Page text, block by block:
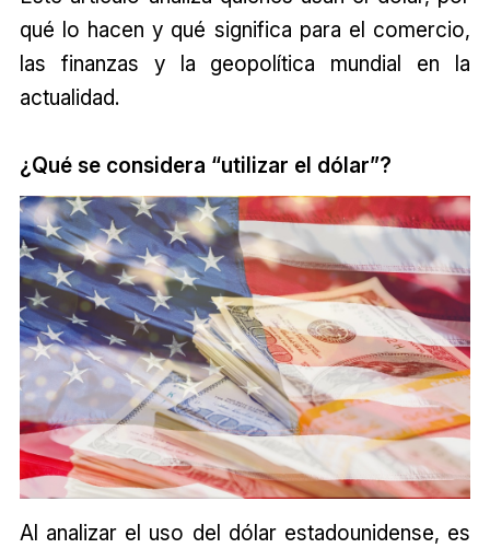
qué lo hacen y qué significa para el comercio,
las finanzas y la geopolítica mundial en la
actualidad.
¿Qué se considera “utilizar el dólar”?
Al analizar el uso del dólar estadounidense, es